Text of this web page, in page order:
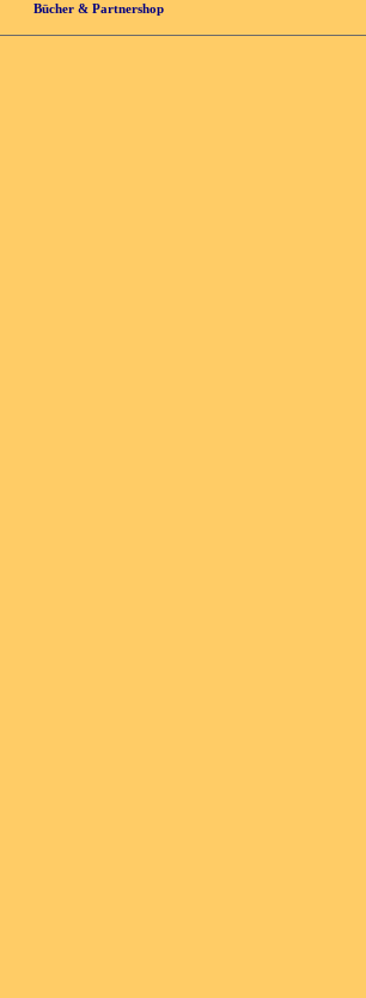
Bücher & Partnershop